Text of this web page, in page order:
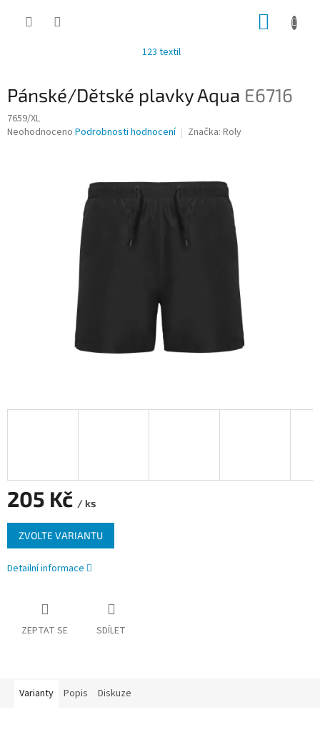
123 textil
Pánské/Dětské plavky Aqua E6716
7659/XL
Průměrné
Neohodnoceno Podrobnosti hodnocení Značka: Roly
205 Kč / ks
Měrná
cena:
ZVOLTE VARIANTU
Detailní informace
ZEPTAT SE SDÍLET
Varianty Popis Diskuze